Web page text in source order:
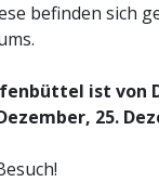
befinden sich
ist von
25.